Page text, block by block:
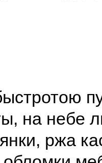
на небе
ржа